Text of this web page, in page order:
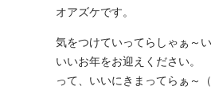
オアズケです。
気をつけていってらしゃぁ～い
いいお年をお迎えください。
って、いいにきまってらぁ～（